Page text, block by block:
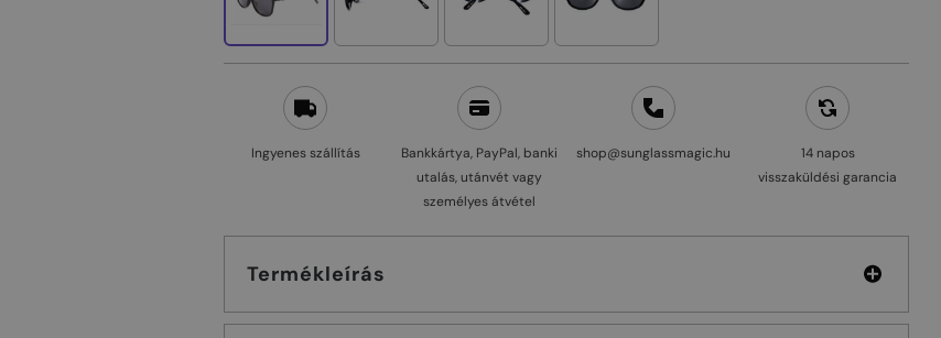
Ingyenes szállítás
Bankkártya, PayPal, banki
utalás, utánvét vagy
személyes átvétel
shop@sunglassmagic.hu
14 napos
visszaküldési garancia
Termékleírás